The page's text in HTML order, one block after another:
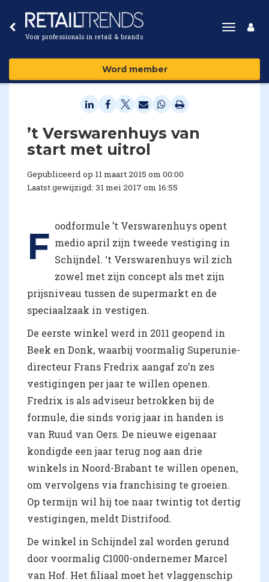
Voor professionals in retail & brands
Toggle
Word member
’t Verswarenhuys van
start met uitrol
Gepubliceerd op 11 maart 2015 om 00:00
Laatst gewijzigd: 31 mei 2017 om 16:55
F oodformule ’t Verswarenhuys opent
medio april zijn tweede vestiging in
Schijndel. ‘t Verswarenhuys wil zich
zowel met zijn concept als met zijn
prijsniveau tussen de supermarkt en de
speciaalzaak in vestigen.
De eerste winkel werd in 2011 geopend in
Beek en Donk, waarbij voormalig Superunie-
directeur Frans Fredrix aangaf zo’n zes
vestigingen per jaar te willen openen.
Fredrix is als adviseur betrokken bij de
formule, die sinds vorig jaar in handen is
van Ruud van Oers. De nieuwe eigenaar
kondigde een jaar terug nog aan drie
winkels in Noord-Brabant te willen openen,
om vervolgens via franchising te groeien.
Op termijn wil hij toe naar twintig tot dertig
vestigingen, meldt Distrifood.
De winkel in Schijndel zal worden gerund
door voormalig C1000-ondernemer Marcel
van Hof. Het filiaal moet het vlaggenschip